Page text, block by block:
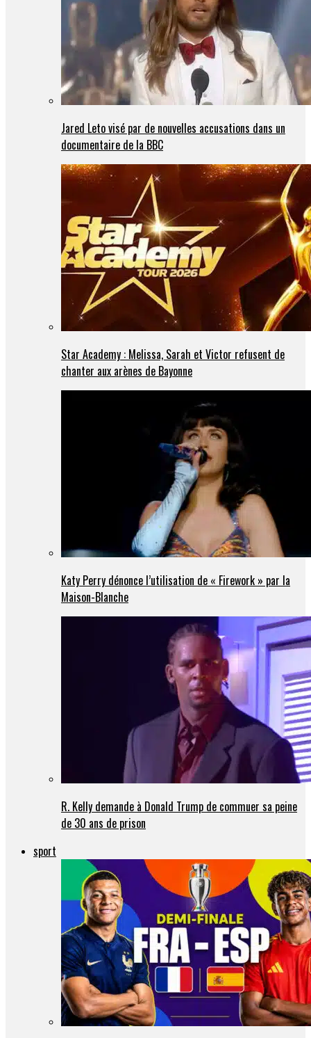
Jared Leto visé par de nouvelles accusations dans un
documentaire de la BBC
Star Academy : Melissa, Sarah et Victor refusent de
chanter aux arènes de Bayonne
Katy Perry dénonce l’utilisation de « Firework » par la
Maison-Blanche
R. Kelly demande à Donald Trump de commuer sa peine
de 30 ans de prison
sport